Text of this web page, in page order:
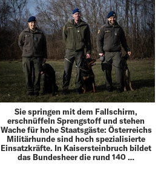
Sie springen mit dem Fallschirm,
erschnüffeln Sprengstoff und stehen
Wache für hohe Staatsgäste: Österreichs
Militär­hunde sind hoch spezialisierte
Einsatzkräfte. In Kaisersteinbruch bildet
das Bundesheer die rund 140 …